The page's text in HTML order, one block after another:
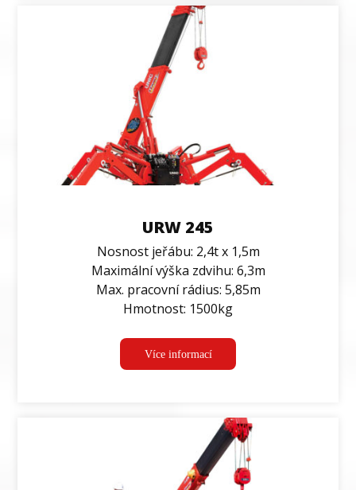
URW 245
Nosnost jeřábu: 2,4t x 1,5m
Maximální výška zdvihu: 6,3m
Max. pracovní rádius: 5,85m
Hmotnost: 1500kg
Více informací